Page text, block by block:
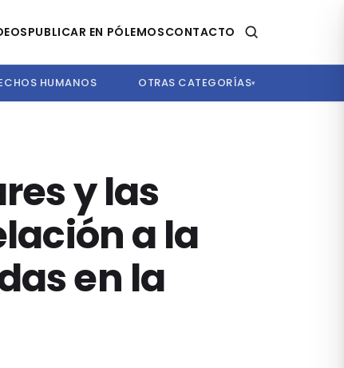
PUBLICAR EN PÓLEMOSCONTACTO
HUMANOS OTRAS CATEGORÍAS▾
y las
a la
en la